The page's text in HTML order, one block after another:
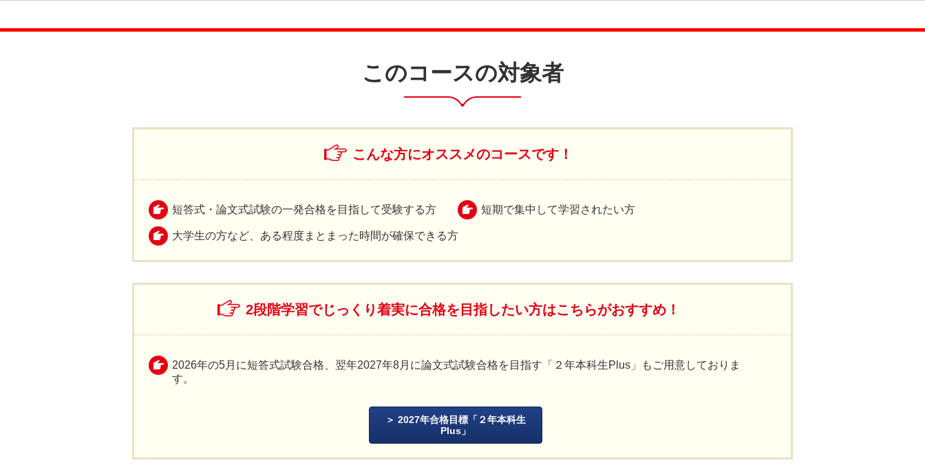
このコースの対象者
こんな方にオススメのコースです！
短答式・論文式試験の一発合格を目指して受験する方 短期で集中して学習されたい方
大学生の方など、ある程度まとまった時間が確保できる方
2段階学習でじっくり着実に合格を目指したい方はこちらがおすすめ！
2026年の5月に短答式試験合格、翌年2027年8月に論文式試験合格を目指す「２年本科生Plus」もご用意しておりま
す。
2027年合格目標「２年本科生
Plus」